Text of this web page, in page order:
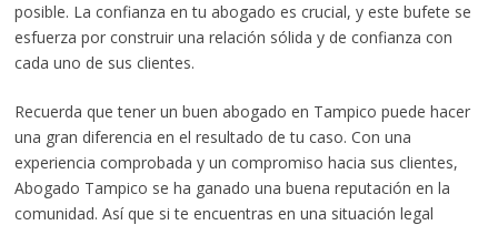
posible. La confianza en tu abogado es crucial, y este bufete se
esfuerza por construir una relación sólida y de confianza con
cada uno de sus clientes.
Recuerda que tener un buen abogado en Tampico puede hacer
una gran diferencia en el resultado de tu caso. Con una
experiencia comprobada y un compromiso hacia sus clientes,
Abogado Tampico se ha ganado una buena reputación en la
comunidad. Así que si te encuentras en una situación legal